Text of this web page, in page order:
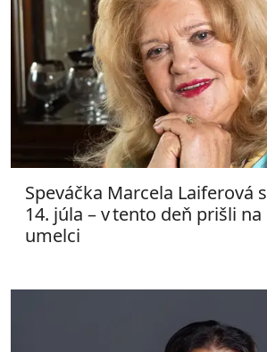
Speváčka Marcela Laiferová
14. júla – v tento deň prišli
umelci